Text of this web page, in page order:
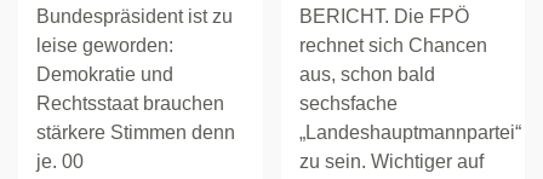
Bundespräsident ist zu
leise geworden:
Demokratie und
Rechtsstaat brauchen
stärkere Stimmen denn
je. 00
BERICHT. Die FPÖ
rechnet sich Chancen
aus, schon bald
sechsfache
„Landeshauptmannpartei“
zu sein. Wichtiger auf